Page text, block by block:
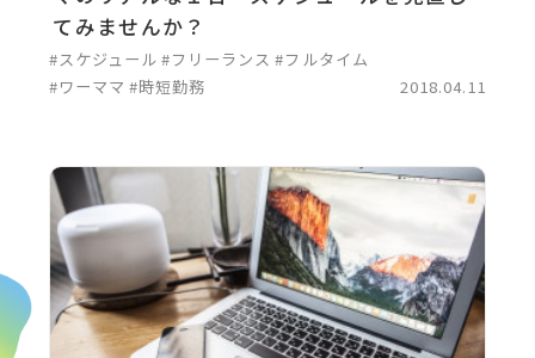
てみませんか？
#スケジュール #フリーランス #フルタイム
#ワーママ #時短勤務 2018.04.11